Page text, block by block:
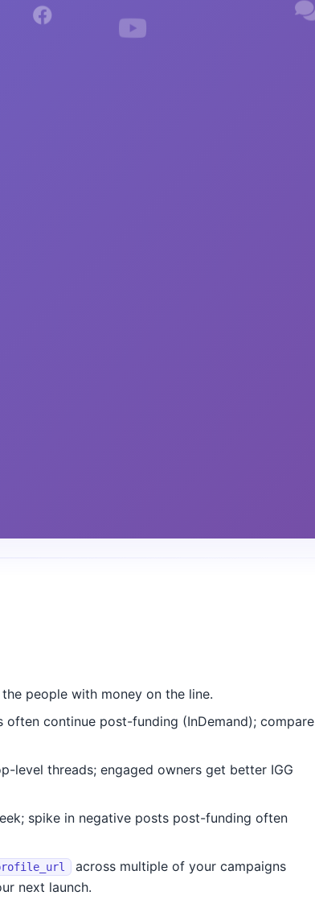
people with money on the line.
continue post-funding (InDemand); compare
level threads; engaged owners get better IGG
spike in negative posts post-funding often
across multiple of your campaigns
next launch.